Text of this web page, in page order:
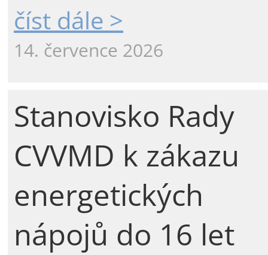
číst dále >
14. července 2026
Stanovisko Rady
CVVMD k zákazu
energetických
nápojů do 16 let